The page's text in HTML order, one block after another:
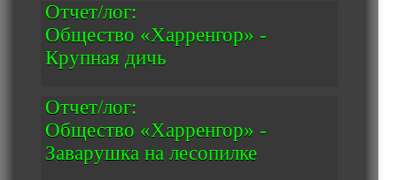
Отчет/лог:
Общество «Харренгор» -
Крупная дичь
Отчет/лог:
Общество «Харренгор» -
Заварушка на лесопилке